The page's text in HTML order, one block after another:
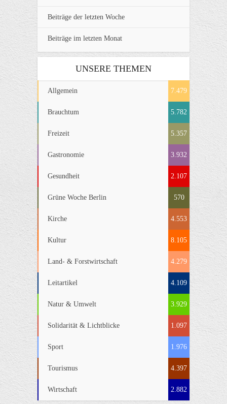
Beiträge der letzten Woche
Beiträge im letzten Monat
UNSERE THEMEN
Allgemein 7.479
Brauchtum 5.782
Freizeit 5.357
Gastronomie 3.932
Gesundheit 2.107
Grüne Woche Berlin 570
Kirche 4.553
Kultur 8.105
Land- & Forstwirtschaft 4.279
Leitartikel 4.109
Natur & Umwelt 3.929
Solidarität & Lichtblicke 1.097
Sport 1.976
Tourismus 4.397
Wirtschaft 2.882